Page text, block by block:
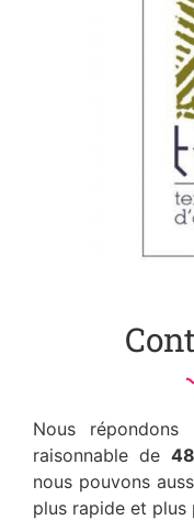
Nous répondons
raisonnable de
nous pouvons
plus rapide et plus